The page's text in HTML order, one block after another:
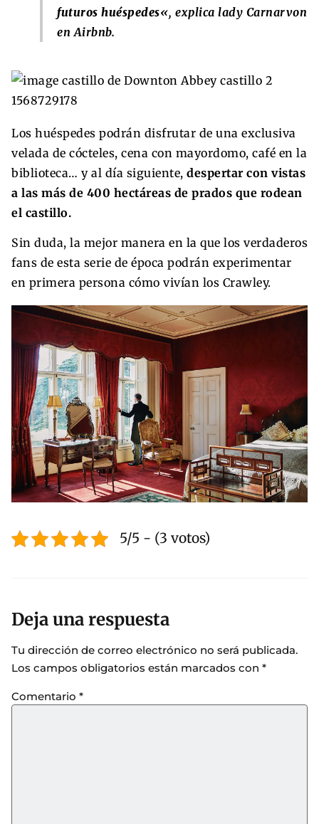
futuros huéspedes«, explica lady Carnarvon
en Airbnb.
Los huéspedes podrán disfrutar de una exclusiva
velada de cócteles, cena con mayordomo, café en la
biblioteca… y al día siguiente, despertar con vistas
a las más de 400 hectáreas de prados que rodean
el castillo.
Sin duda, la mejor manera en la que los verdaderos
fans de esta serie de época podrán experimentar
en primera persona cómo vivían los Crawley.
5/5 - (3 votos)
Deja una respuesta
Tu dirección de correo electrónico no será publicada.
Los campos obligatorios están marcados con *
Comentario *